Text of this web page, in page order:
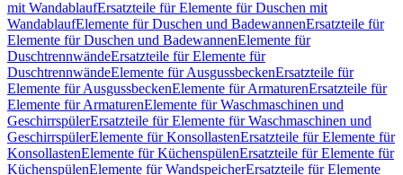
mit WandablaufErsatzteile für Elemente für Duschen mit
WandablaufElemente für Duschen und BadewannenErsatzteile für
Elemente für Duschen und BadewannenElemente für
DuschtrennwändeErsatzteile für Elemente für
DuschtrennwändeElemente für AusgussbeckenErsatzteile für
Elemente für AusgussbeckenElemente für ArmaturenErsatzteile für
Elemente für ArmaturenElemente für Waschmaschinen und
GeschirrspülerErsatzteile für Elemente für Waschmaschinen und
GeschirrspülerElemente für KonsollastenErsatzteile für Elemente für
KonsollastenElemente für KüchenspülenErsatzteile für Elemente für
KüchenspülenElemente für WandspeicherErsatzteile für Elemente